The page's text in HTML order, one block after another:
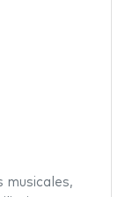
musicales,